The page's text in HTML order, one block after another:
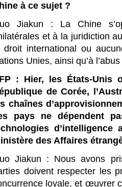
à ce sujet ?
Jiakun : La Chine
et à la juridiction
droit international ou
Unies, ainsi qu’à
: Hier, les États-Unis
de Corée,
chaînes
pays ne dépendent
des Affaires
Jiakun : Nous avons
doivent respecter les
loyale, et œuvrer